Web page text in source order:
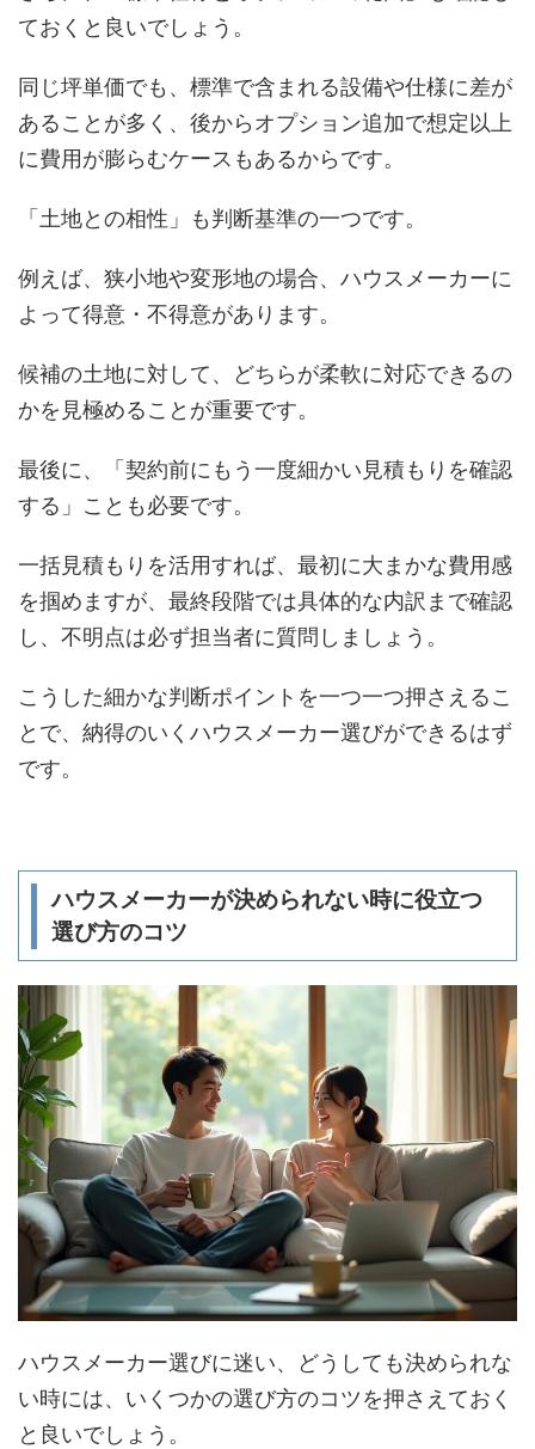
ておくと良いでしょう。
同じ坪単価でも、標準で含まれる設備や仕様に差が
あることが多く、後からオプション追加で想定以上
に費用が膨らむケースもあるからです。
「土地との相性」も判断基準の一つです。
例えば、狭小地や変形地の場合、ハウスメーカーに
よって得意・不得意があります。
候補の土地に対して、どちらが柔軟に対応できるの
かを見極めることが重要です。
最後に、「契約前にもう一度細かい見積もりを確認
する」ことも必要です。
一括見積もりを活用すれば、最初に大まかな費用感
を掴めますが、最終段階では具体的な内訳まで確認
し、不明点は必ず担当者に質問しましょう。
こうした細かな判断ポイントを一つ一つ押さえるこ
とで、納得のいくハウスメーカー選びができるはず
です。
ハウスメーカーが決められない時に役立つ
選び方のコツ
ハウスメーカー選びに迷い、どうしても決められな
い時には、いくつかの選び方のコツを押さえておく
と良いでしょう。